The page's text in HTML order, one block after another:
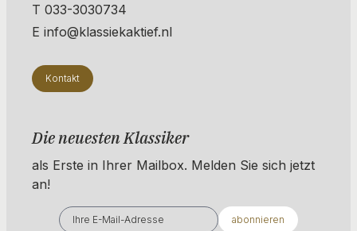
T 033-3030734
E info@klassiekaktief.nl
Kontakt
Die neuesten Klassiker
als Erste in Ihrer Mailbox. ​​​​​​Melden Sie sich jetzt
an!
abonnieren